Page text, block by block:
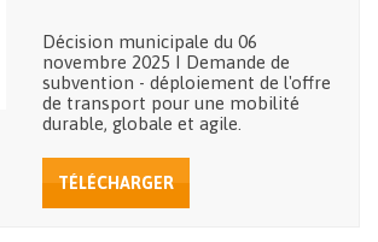
Décision municipale du 06
novembre 2025 I Demande de
subvention - déploiement de l'offre
de transport pour une mobilité
durable, globale et agile.
TÉLÉCHARGER